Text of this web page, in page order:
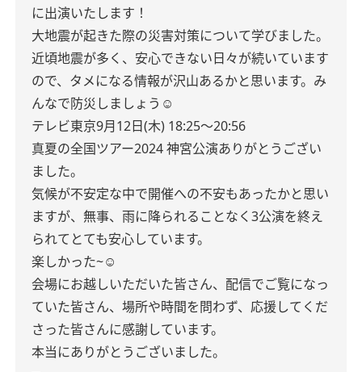
に出演いたします！
大地震が起きた際の災害対策について学びました。
近頃地震が多く、安心できない日々が続いています
ので、タメになる情報が沢山あるかと思います。み
んなで防災しましょう☺︎
テレビ東京9月12日(木) 18:25〜20:56
真夏の全国ツアー2024 神宮公演ありがとうござい
ました。
気候が不安定な中で開催への不安もあったかと思い
ますが、無事、雨に降られることなく3公演を終え
られてとても安心しています。
楽しかった~☺︎
会場にお越しいただいた皆さん、配信でご覧になっ
ていた皆さん、場所や時間を問わず、応援してくだ
さった皆さんに感謝しています。
本当にありがとうございました。